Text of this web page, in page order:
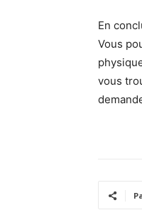
En
Vous
vous